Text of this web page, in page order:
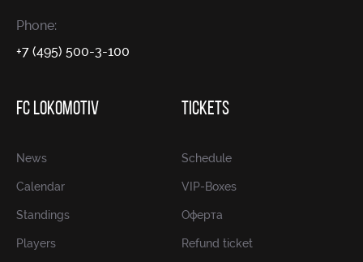
Phone:
+7 (495) 500-3-100
FC LOKOMOTIV
News
Calendar
Standings
Players
TICKETS
Schedule
VIP-Boxes
Оферта
Refund ticket